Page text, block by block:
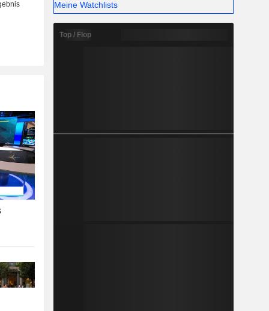
Meine Watchlists
Top / Flop